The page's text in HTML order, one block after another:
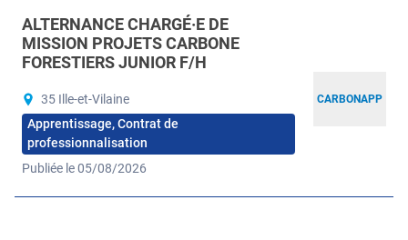
CARBONAPP
ALTERNANCE CHARGÉ·E DE
MISSION PROJETS CARBONE
FORESTIERS JUNIOR F/H
35 Ille-et-Vilaine
Apprentissage, Contrat de
professionnalisation
Publiée le 05/08/2026